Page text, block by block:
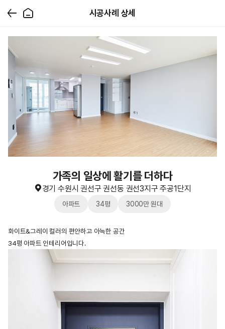
시공사례 상세
가족의 일상에 활기를 더하다
경기 수원시 권선구 권선동 권선3지구 주공1단지
아파트 34평 3000만 원대
화이트&그레이 컬러의 편안하고 아늑한 공간
34평 아파트 인테리어입니다.